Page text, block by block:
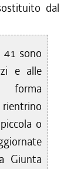
dal
41 sono
e alle
forma
rientrino
o
Giunta